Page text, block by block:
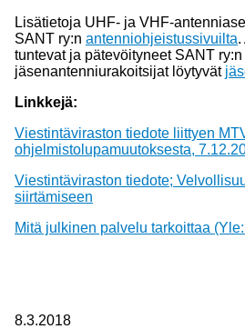
Lisätietoja UHF- ja VHF-
SANT ry:n antenniohjeistussivuilta.
tuntevat ja pätevöityneet SANT ry:n
jäsenantenniurakoitsijat löytyvät
Linkkejä:
Viestintäviraston tiedote liittyen
ohjelmistolupamuutoksesta,
Viestintäviraston tiedote;
siirtämiseen
Mitä julkinen palvelu tarkoittaa
8.3.2018